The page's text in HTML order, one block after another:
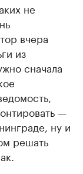
не
вчера
из
сначала
—
ну и
решать